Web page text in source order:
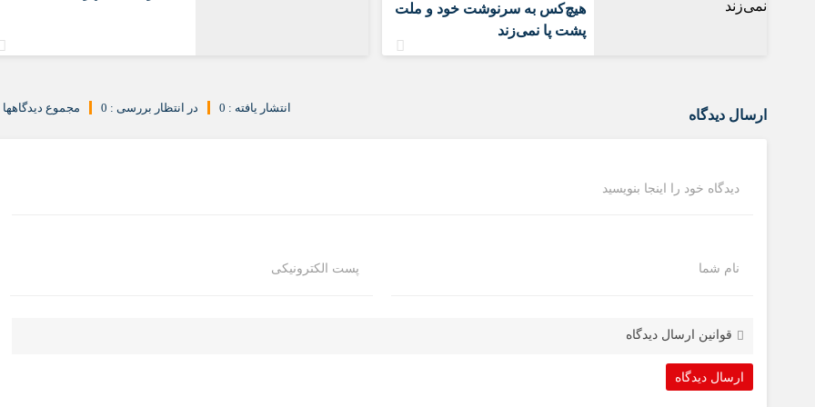
هیچ‌کس به سرنوشت خود و ملت
پشت پا نمی‌زند
ارسال دیدگاه مجموع دیدگاهها در انتظار بررسی : 0 انتشار یافته : 0
دیدگاه خود را اینجا بنویسید
نام شما پست الکترونیکی
قوانین ارسال دیدگاه